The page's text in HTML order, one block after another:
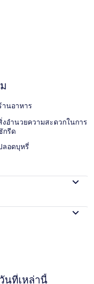
สถานี Ebisucho และ 6
านอาหาร
งอำนวยความสะดวกในการ
กรีด
ลอดบุหรี่
นที่เหล่านี้